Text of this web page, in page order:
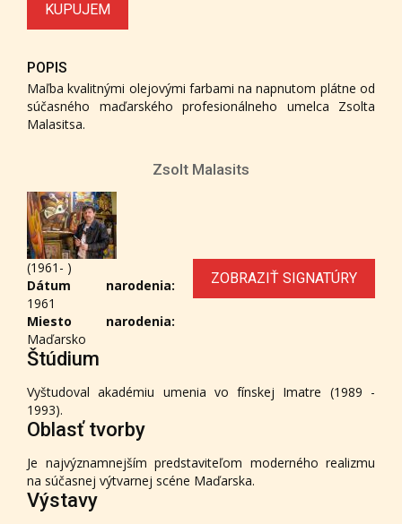
KUPUJEM
POPIS
Maľba kvalitnými olejovými farbami na napnutom plátne od
súčasného maďarského profesionálneho umelca Zsolta
Malasitsa.
Zsolt Malasits
ZOBRAZIŤ SIGNATÚRY
(1961- )
Dátum narodenia:
1961
Miesto narodenia:
Maďarsko
Štúdium
Vyštudoval akadémiu umenia vo fínskej Imatre (1989 -
1993).
Oblasť tvorby
Je najvýznamnejším predstaviteľom moderného realizmu
na súčasnej výtvarnej scéne Maďarska.
Výstavy